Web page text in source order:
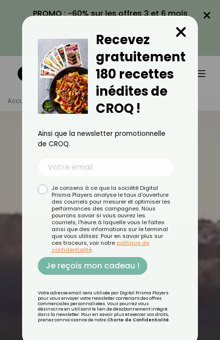
PROMO : -60% sur les offres 3 et 6 mois
VOIR LA PROMO
×
Accueil Services Yoga
Recevez
gratuitement
180 recettes
inédites de
CROQ !
×
Ainsi que la newsletter promotionnelle
de CROQ.
Je consens à ce que la société Digital
Prisma Players analyse le taux d'ouverture
des courriels pour mesurer et optimiser les
performances des campagnes. Nous
pourrons savoir si vous ouvrez les
courriels, l'heure à laquelle vous le faites
ainsi que des informations sur le terminal
que vous utilisez. Pour en savoir plus sur
ces traceurs, voir notre politique de
confidentialité.
Je reçois mon cadeau !
Votre adresse email sera utilisée par Digital Prisma Players
pour vous envoyer votre newsletter contenant des offres
commerciales personnalisées. Vous pourrez vous
désinscrire en utilisant le lien de désabonnement intégré
dans la newsletter. Pour en savoir plus et exercer vos droits,
prenez connaissance de notre Charte de Confidentialité.